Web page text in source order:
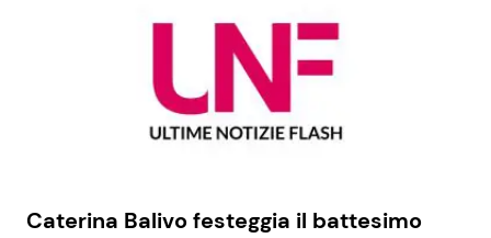
Caterina Balivo festeggia il battesimo